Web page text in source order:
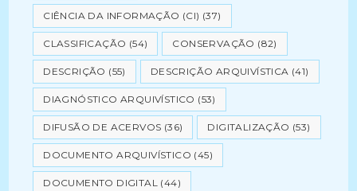
CIÊNCIA DA INFORMAÇÃO (CI) (37)
CLASSIFICAÇÃO (54) CONSERVAÇÃO (82)
DESCRIÇÃO (55) DESCRIÇÃO ARQUIVÍSTICA (41)
DIAGNÓSTICO ARQUIVÍSTICO (53)
DIFUSÃO DE ACERVOS (36) DIGITALIZAÇÃO (53)
DOCUMENTO ARQUIVÍSTICO (45)
DOCUMENTO DIGITAL (44)